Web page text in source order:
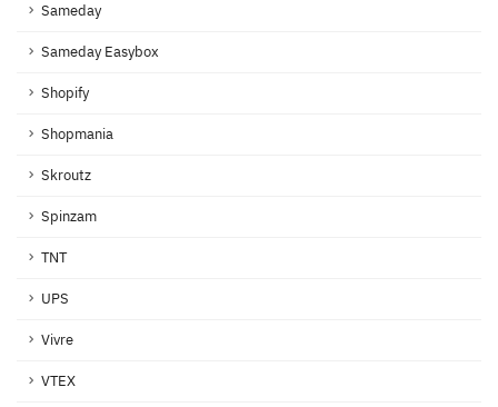
Sameday
Sameday Easybox
Shopify
Shopmania
Skroutz
Spinzam
TNT
UPS
Vivre
VTEX